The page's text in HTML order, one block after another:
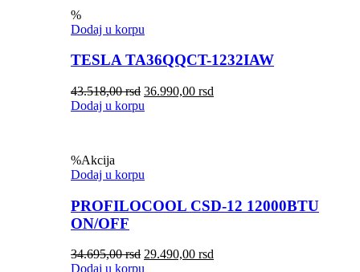
%
Dodaj u korpu
TESLA TA36QQCT-1232IAW
43.518,00rsd 36.990,00 rsd
Dodaj u korpu
%Akcija
Dodaj u korpu
PROFILOCOOL CSD-12 12000BTU
ON/OFF
34.695,00rsd 29.490,00 rsd
Dodaj u korpu